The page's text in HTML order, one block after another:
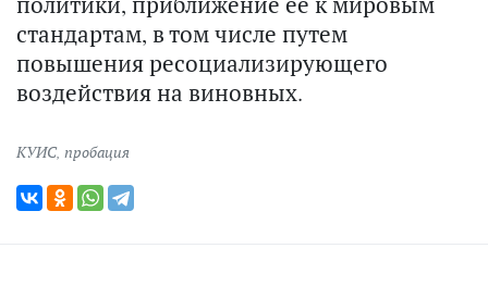
стандартам, в том числе путем
повышения ресоциализирующего
воздействия на виновных.
КУИС, пробация